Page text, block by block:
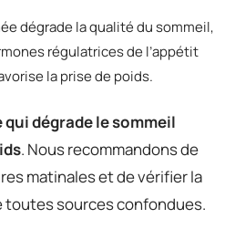
dégrade la qualité du sommeil,
régulatrices de l’appétit
la prise de poids.
dégrade le sommeil
. Nous recommandons de
matinales et de vérifier la
toutes sources confondues.